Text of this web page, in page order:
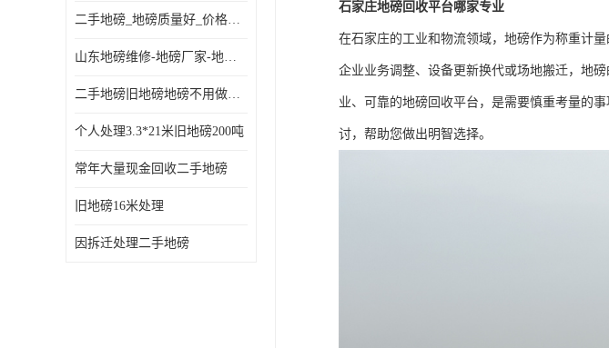
二手地磅_地磅质量好_价格便宜这里找【地磅行家】
山东地磅维修-地磅厂家-地磅价格-二手地磅
二手地磅旧地磅地磅不用做地基
个人处理3.3*21米旧地磅200吨
常年大量现金回收二手地磅
旧地磅16米处理
因拆迁处理二手地磅
石家庄地磅回收平台哪家专业
在石家庄的工业和物流领域，地磅作为称重计
企业业务调整、设备更新换代或场地搬迁，地
业、可靠的地磅回收平台，是需要慎重考量的
讨，帮助您做出明智选择。